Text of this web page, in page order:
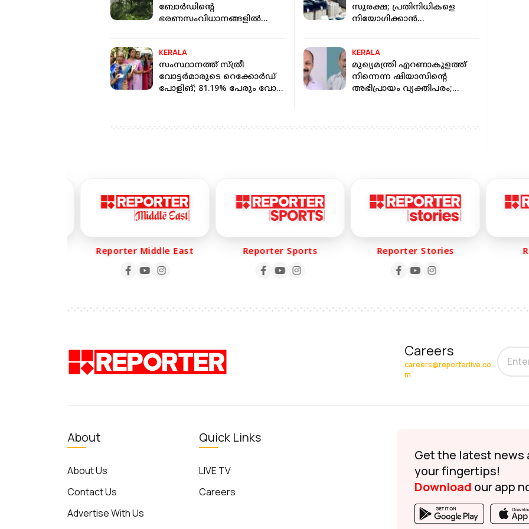
ബോർഡിന്റെ
ഭരണസംവിധാനങ്ങളിൽ
സുരക്ഷ; പ്രതിനിധികളെ
നിയോഗിക്കാൻ
തെരഞ്ഞെടുപ്പ് കമ്മീഷൻ
KERALA
സംസ്ഥാനത്ത് സ്ത്രീ
വോട്ടർമാരുടെ റെക്കോർഡ്
പോളിങ്; 81.19% പേരും വോട്ട്
KERALA
മുഖ്യമന്ത്രി എറണാകുളത്ത്
നിന്നെന്ന ഷിയാസിന്റെ
അഭിപ്രായം വ്യക്തിപരം;
Reporter Middle East Reporter Sports Reporter Stories
Careers
careers@reporterlive.co
m
About
About Us
Contact Us
Advertise With Us
Quick Links
LIVE TV
Careers
Get the latest news
your fingertips!
Download our app